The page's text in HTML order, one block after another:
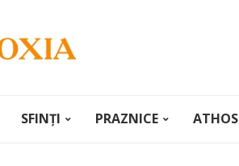
SFINȚI PRAZNICE ATHOS